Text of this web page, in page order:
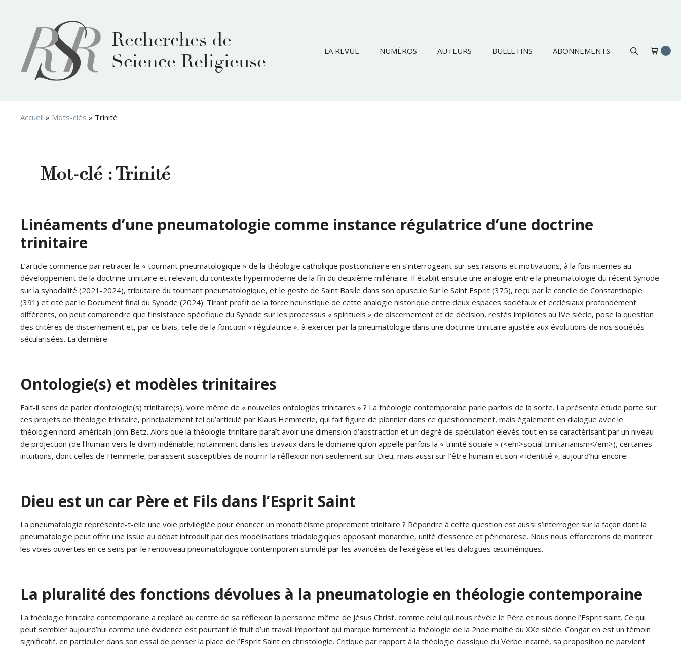
Recherches de
Science Religieuse
LA REVUE NUMÉROS AUTEURS BULLETINS ABONNEMENTS
Accueil » Mots-clés » Trinité
Mot-clé :Trinité
Linéaments d’une pneumatologie comme instance régulatrice d’une doctrine
trinitaire
L’article commence par retracer le « tournant pneumatologique » de la théologie catholique postconciliaire en s’interrogeant sur ses raisons et motivations, à la fois internes au
développement de la doctrine trinitaire et relevant du contexte hypermoderne de la fin du deuxième millénaire. Il établit ensuite une analogie entre la pneumatologie du récent Synode
sur la synodalité (2021-2024), tributaire du tournant pneumatologique, et le geste de Saint Basile dans son opuscule Sur le Saint Esprit (375), reçu par le concile de Constantinople
(391) et cité par le Document final du Synode (2024). Tirant profit de la force heuristique de cette analogie historique entre deux espaces sociétaux et ecclésiaux profondément
différents, on peut comprendre que l’insistance spécifique du Synode sur les processus « spirituels » de discernement et de décision, restés implicites au IVe siècle, pose la question
des critères de discernement et, par ce biais, celle de la fonction « régulatrice », à exercer par la pneumatologie dans une doctrine trinitaire ajustée aux évolutions de nos sociétés
sécularisées. La dernière
Ontologie(s) et modèles trinitaires
Fait-il sens de parler d’ontologie(s) trinitaire(s), voire même de « nouvelles ontologies trinitaires » ? La théologie contemporaine parle parfois de la sorte. La présente étude porte sur
ces projets de théologie trinitaire, principalement tel qu’articulé par Klaus Hemmerle, qui fait figure de pionnier dans ce questionnement, mais également en dialogue avec le
théologien nord-américain John Betz. Alors que la théologie trinitaire paraît avoir une dimension d’abstraction et un degré de spéculation élevés tout en se caractérisant par un niveau
de projection (de l’humain vers le divin) indéniable, notamment dans les travaux dans le domaine qu’on appelle parfois la « trinité sociale » (<em>social trinitarianism</em>), certaines
intuitions, dont celles de Hemmerle, paraissent susceptibles de nourrir la réflexion non seulement sur Dieu, mais aussi sur l’être humain et son « identité », aujourd’hui encore.
Dieu est un car Père et Fils dans l’Esprit Saint
La pneumatologie représente-t-elle une voie privilégiée pour énoncer un monothéisme proprement trinitaire ? Répondre à cette question est aussi s’interroger sur la façon dont la
pneumatologie peut offrir une issue au débat introduit par des modélisations triadologiques opposant monarchie, unité d’essence et périchorèse. Nous nous efforcerons de montrer
les voies ouvertes en ce sens par le renouveau pneumatologique contemporain stimulé par les avancées de l’exégèse et les dialogues œcuméniques.
La pluralité des fonctions dévolues à la pneumatologie en théologie contemporaine
La théologie trinitaire contemporaine a replacé au centre de sa réflexion la personne même de Jésus Christ, comme celui qui nous révèle le Père et nous donne l’Esprit saint. Ce qui
peut sembler aujourd’hui comme une évidence est pourtant le fruit d’un travail important qui marque fortement la théologie de la 2nde moitié du XXe siècle. Congar en est un témoin
significatif, en particulier dans son essai de penser la place de l’Esprit Saint en christologie. Critique par rapport à la théologie classique du Verbe incarné, sa proposition ne parvient